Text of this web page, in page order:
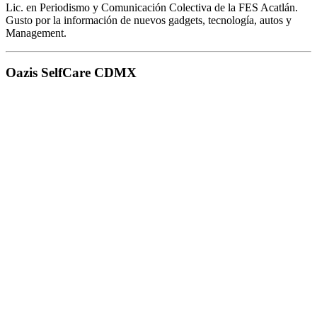
Lic. en Periodismo y Comunicación Colectiva de la FES Acatlán.
Gusto por la información de nuevos gadgets, tecnología, autos y
Management.
Oazis SelfCare CDMX